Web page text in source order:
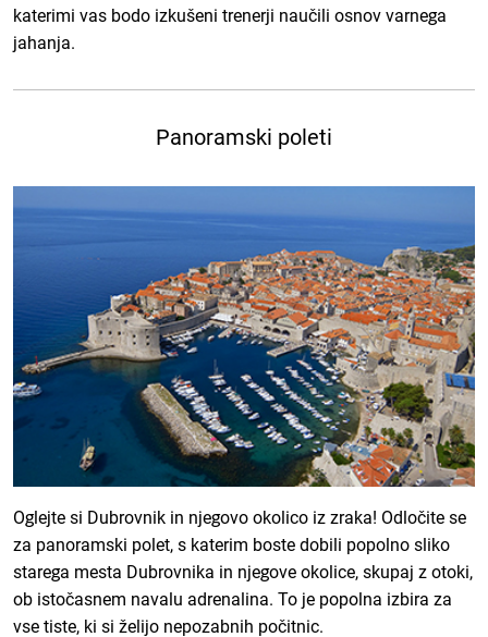
katerimi vas bodo izkušeni trenerji naučili osnov varnega
jahanja.
Panoramski poleti
Oglejte si Dubrovnik in njegovo okolico iz zraka! Odločite se
za panoramski polet, s katerim boste dobili popolno sliko
starega mesta Dubrovnika in njegove okolice, skupaj z otoki,
ob istočasnem navalu adrenalina. To je popolna izbira za
vse tiste, ki si želijo nepozabnih počitnic.